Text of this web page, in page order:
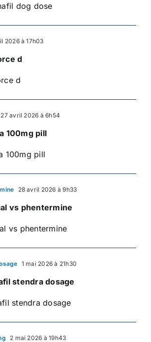
dog dose
2026 à 17h03
d
d
27 avril 2026 à 6h54
100mg pill
100mg pill
28 avril 2026 à 9h33
vs phentermine
vs phentermine
1 mai 2026 à 21h30
stendra dosage
stendra dosage
2 mai 2026 à 19h43